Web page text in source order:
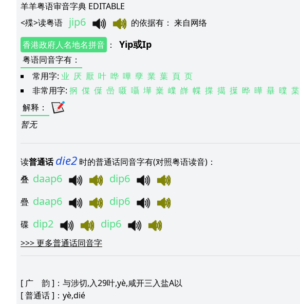
羊羊粤语审音字典 EDITABLE
<殜>读粤语 jip6 的依据有 ： 来自网络
香港政府人名地名拼音 ： Yip或Ip
粤语同音字有 ：
常用字: 业 厌 厭 叶 哗 嘩 孽 業 葉 頁 页
非常用字: 㧏 偞 僷 喦 嗫 囁 墷 嶪 嶫 嶭 幉 揲 擖 擛 晔 曄 曅 曗 枼
解释 ：
暂无
读普通话 die2 时的普通话同音字有(对照粤语读音)：
叠 daap6 dip6
疊 daap6 dip6
碟 dip2 dip6
>>>更多普通话同音字
[ 广 韵 ]：与涉切,入29叶,yè,咸开三入盐A以
[普通话]：yè,dié